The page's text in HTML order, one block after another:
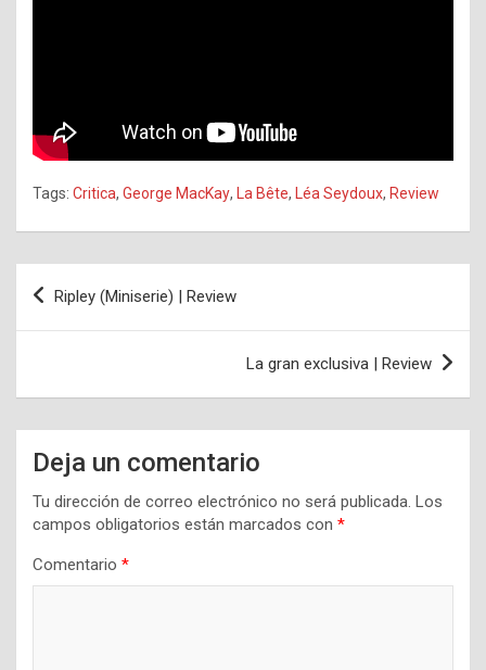
Tags: Critica, George MacKay, La Bête, Léa Seydoux, Review
Navegación
de
Ripley (Miniserie) | Review
La gran exclusiva | Review
Deja un comentario
Tu dirección de correo electrónico no será publicada. Los
campos obligatorios están marcados con *
Comentario *